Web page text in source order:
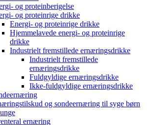
og proteinberigelse
og proteinrige drikke
Energi- og proteinrige drikke
Hjemmelavede energi- og proteinrige
drikke
Industrielt fremstillede ernæringsdrikke
Industrielt fremstillede
ernæringsdrikke
Fuldgyldige ernæringsdrikke
Ikke-fuldgyldige ernæringsdrikke
og sondeernæring til syge børn
ernæring